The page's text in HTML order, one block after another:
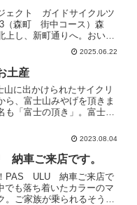
ェクト ガイドサイクルツ
森町 街中コース）森
し、新町通りへ。おいし
糀店、駄菓子屋、ゲストハ
ード＆米穀店などが軒を連
り。森町の歴史や伝統文化
人にお話し...
2025.06.22
土産
山に出かけられたサイクリ
ら、富士山みやげを頂きま
も「富士の頂き」。富士山
まれている美味しいクラン
楽しん...
2023.08.04
納車ご来店です。
PAS ULU 納車ご来店で
でも落ち着いたカラーのマ
。ご家族が乗られるそうで